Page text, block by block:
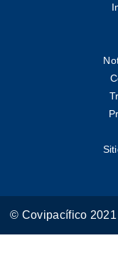
© Covipacífico 2021